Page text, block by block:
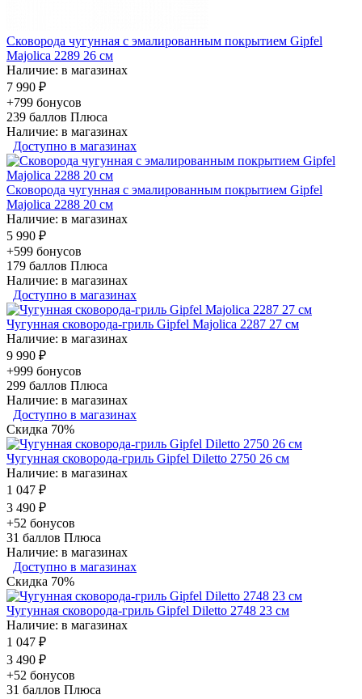
Сковорода чугунная с эмалированным покрытием Gipfel
Majolica 2289 26 см
Наличие: в магазинах
7 990 ₽
+799 бонусов
239 баллов Плюса
Наличие: в магазинах
Доступно в магазинах
Сковорода чугунная с эмалированным покрытием Gipfel
Majolica 2288 20 см
Наличие: в магазинах
5 990 ₽
+599 бонусов
179 баллов Плюса
Наличие: в магазинах
Доступно в магазинах
Чугунная сковорода-гриль Gipfel Majolica 2287 27 см
Наличие: в магазинах
9 990 ₽
+999 бонусов
299 баллов Плюса
Наличие: в магазинах
Доступно в магазинах
Скидка 70%
Чугунная сковорода-гриль Gipfel Diletto 2750 26 см
Наличие: в магазинах
1 047 ₽
3 490 ₽
+52 бонусов
31 баллов Плюса
Наличие: в магазинах
Доступно в магазинах
Скидка 70%
Чугунная сковорода-гриль Gipfel Diletto 2748 23 см
Наличие: в магазинах
1 047 ₽
3 490 ₽
+52 бонусов
31 баллов Плюса